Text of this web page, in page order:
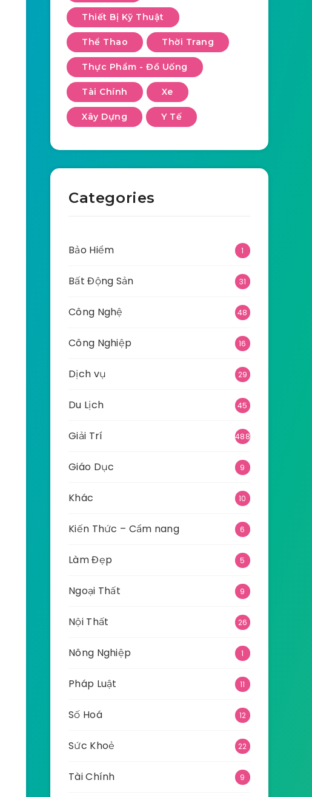
Thiết Bị Kỹ Thuật
Thể Thao Thời Trang
Thực Phẩm - Đồ Uống
Tài Chính Xe
Xây Dựng Y Tế
Categories
Bảo Hiểm 1
Bất Động Sản 31
Công Nghệ 48
Công Nghiệp 16
Dịch vụ 29
Du Lịch 45
Giải Trí 488
Giáo Dục 9
Khác 10
Kiến Thức – Cẩm nang 6
Làm Đẹp 5
Ngoại Thất 9
Nội Thất 26
Nông Nghiệp 1
Pháp Luật 11
Số Hoá 12
Sức Khoẻ 22
Tài Chính 9